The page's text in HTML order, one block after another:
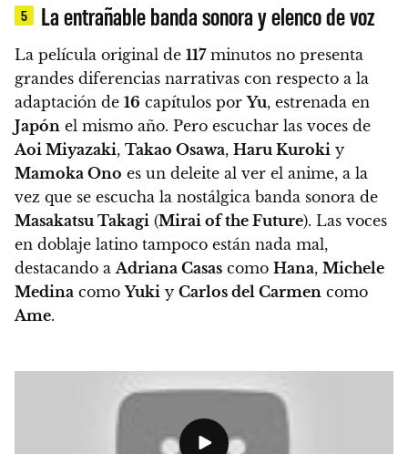
5 La entrañable banda sonora y elenco de voz
La película original de 117minutos no presenta
grandes diferencias narrativas con respecto a la
adaptación de 16 capítulos porYu, estrenada en
Japón el mismo año. Pero escuchar las voces de
Aoi Miyazaki, Takao Osawa, Haru Kuroki y
Mamoka Ono es un deleite al ver el anime, a la
vez que se escucha la nostálgica banda sonora de
Masakatsu Takagi (Mirai of the Future). Las voces
en doblaje latino tampoco están nada mal,
destacando aAdriana Casas como Hana, Michele
Medina comoYuki y Carlos del Carmen como
Ame.